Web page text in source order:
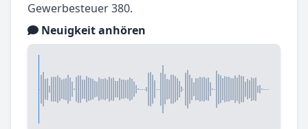
Gewerbesteuer 380.
Neuigkeit anhören